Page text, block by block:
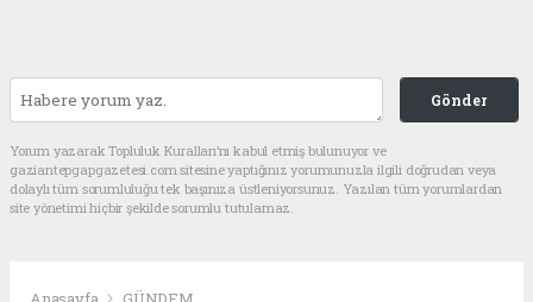
Gönder
Yorum yazarak Topluluk Kuralları’nı kabul etmiş bulunuyor ve
gaziantepgapgazetesi.com sitesine yaptığınız yorumunuzla ilgili doğrudan veya
dolaylı tüm sorumluluğu tek başınıza üstleniyorsunuz. Yazılan tüm yorumlardan
site yönetimi hiçbir şekilde sorumlu tutulamaz.